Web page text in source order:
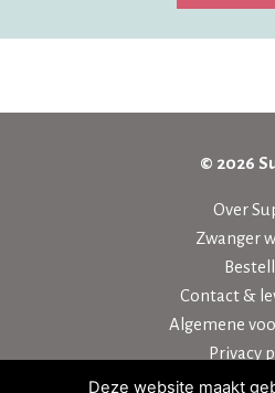
© 2026
Over
Zwanger
Contact &
Algemene
Privacy
Deze website maakt